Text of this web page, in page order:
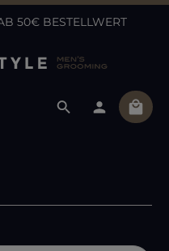
50€ BESTELLWERT